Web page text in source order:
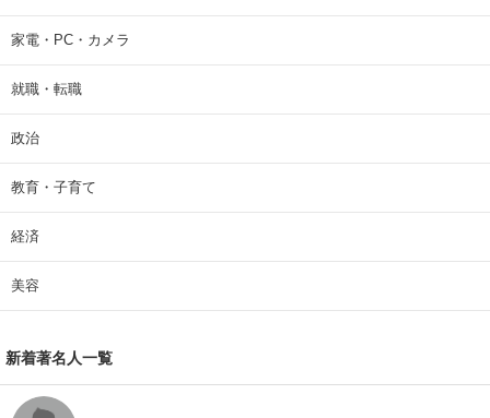
家電・PC・カメラ
就職・転職
政治
教育・子育て
経済
美容
新着著名人一覧